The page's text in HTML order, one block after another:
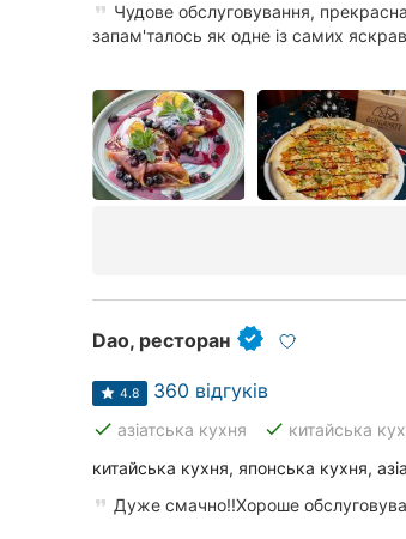
Івано-Франківськ
Луцьк
Ужгород
Карпати
Чудове обслуговування,
запам'талось як одне із самих
Dao, ресторан
4.8 360 відгуків
done азіатська кухня done китайська
китайська кухня, японська кухня,
Дуже смачно!!Хороше